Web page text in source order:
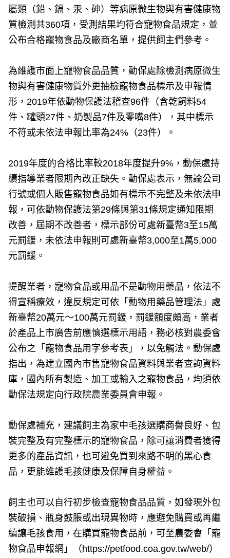
屬類（鉛、鎘、汞、砷）等病原微生物與有害健康物
質檢測共360項，受測結果均符合寵物食品規定，並
公布合格寵物食品及廠商名單，提供飼主們參考。
為維護市面上寵物食品品質，動保處除檢測病原微生
物與有害健康物質外更抽檢寵物食品標示及申報情
形，2019年依動物保護法稽查96件（含乾飼料54
件、罐頭27件、奶製品7件及零嘴8件），其中標示
不符或未依法申報比率為24%（23件）。
2019年度的合格比率較2018年度提升9%，動保處持
續指導業者限期內改正缺失。動保處表示，無論公司
行號或個人販售寵物食品如有標示不完整及未依法申
報，可依動物保護法第29條與第31條規定通知限期
改善，屆期不改善者，標示部份可處新臺幣3至15萬
元罰鍰，未依法申報則可處新臺幣3,000至1萬5,000
元罰鍰。
提醒業者，寵物食品或用品不是動物用藥品，依法不
得宣稱療效，違反規定可依「動物用藥品管理法」處
新臺幣20萬元～100萬元罰鍰，罰鍰額度頗高，業者
於產品上市廣告前應慎選標示用語，務必核對農委會
公布之「寵物食品用字參考表」，以免觸法。動保處
指出，為建立國內市售寵物食品資料與業者查詢資料
庫，國內所有製造、加工或輸入之寵物食品，均須依
動保法規定向行政院農業委員會申報。
動保處補充，建議飼主為家中毛孩選購商譽良好、包
裝完整及有完整標示的寵物食品，除可讓消費者獲得
更多的產品資訊，也可避免買到來路不明的黑心食
品，更能維護毛孩健康及保障自身權益。
飼主也可以自行初步檢查寵物食品品質，如發現外包
裝破損、瓶身鼓脹或出現異物時，應避免購買或再繼
續讓毛孩食用，在購買寵物食品前，可至農委會「寵
物食品申報網」（https://petfood.coa.gov.tw/web/）